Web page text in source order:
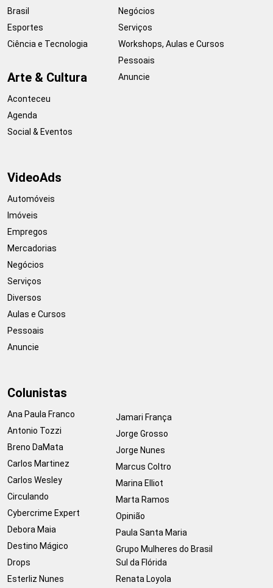
Brasil
Esportes
Ciência e Tecnologia
Arte & Cultura
Aconteceu
Agenda
Social & Eventos
Negócios
Serviços
Workshops, Aulas e Cursos
Pessoais
Anuncie
VideoAds
Automóveis
Imóveis
Empregos
Mercadorias
Negócios
Serviços
Diversos
Aulas e Cursos
Pessoais
Anuncie
Colunistas
Ana Paula Franco
Antonio Tozzi
Breno DaMata
Carlos Martinez
Carlos Wesley
Circulando
Cybercrime Expert
Debora Maia
Destino Mágico
Drops
Esterliz Nunes
Jamari França
Jorge Grosso
Jorge Nunes
Marcus Coltro
Marina Elliot
Marta Ramos
Opinião
Paula Santa Maria
Grupo Mulheres do Brasil
Sul da Flórida
Renata Loyola